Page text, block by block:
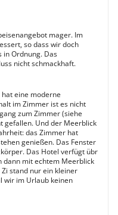
mager. Im
so dass wir doch
in Ordnung. Das
nicht schmackhaft.
eine moderne
im Zimmer ist es nicht
zum Zimmer (siehe
gefallen. Und der Meerblick
das Zimmer hat
genießen. Das Fenster
Das Hotel verfügt übr
dann mit echtem Meerblick
stand nur ein kleiner
wir im Urlaub keinen